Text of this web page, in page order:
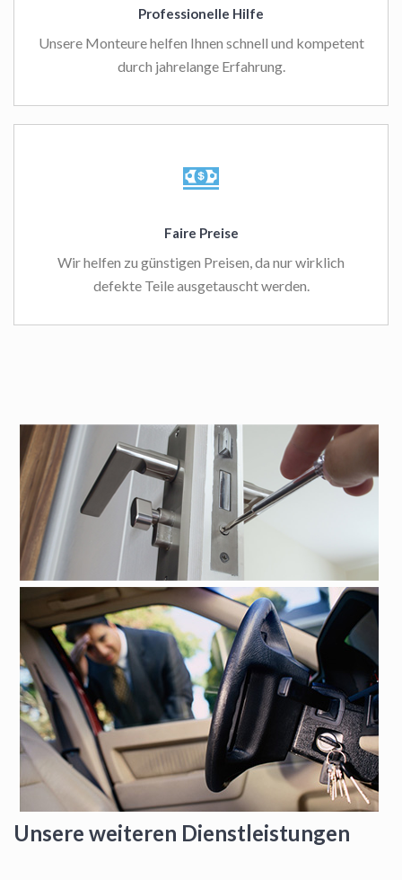
Professionelle Hilfe
Unsere Monteure helfen Ihnen schnell und kompetent
durch jahrelange Erfahrung.
Faire Preise
Wir helfen zu günstigen Preisen, da nur wirklich
defekte Teile ausgetauscht werden.
Unsere weiteren Dienstleistungen